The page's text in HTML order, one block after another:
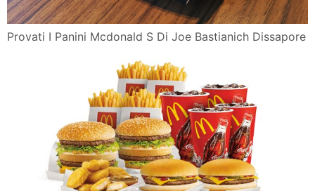
Provati I Panini Mcdonald S Di Joe Bastianich Dissapore